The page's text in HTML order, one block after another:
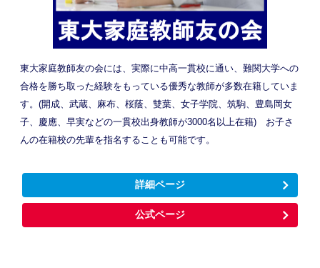
東大家庭教師友の会には、実際に中高一貫校に通い、難関大学への
合格を勝ち取った経験をもっている優秀な教師が多数在籍していま
す。(開成、武蔵、麻布、桜蔭、雙葉、女子学院、筑駒、豊島岡女
子、慶應、早実などの一貫校出身教師が3000名以上在籍) お子さ
んの在籍校の先輩を指名することも可能です。
詳細ページ
公式ページ